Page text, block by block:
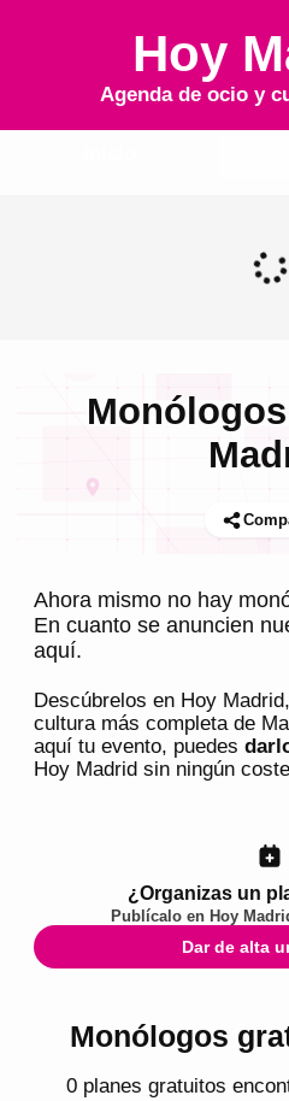
Hoy
Agenda de ocio y
Ahora mismo no hay
En cuanto se anuncien
aquí.
Descúbrelos en Hoy Madrid
cultura más completa de
aquí tu evento, puedes
Hoy Madrid sin ningún
¿Organizas un
Publícalo en Hoy
Dar de alta
Monólogos
0planes gratuitos